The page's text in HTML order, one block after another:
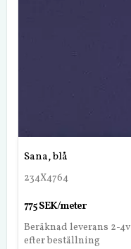
Sana, blå
234X4764
775 SEK/meter
Beräknad leverans 2-4v
efter beställning